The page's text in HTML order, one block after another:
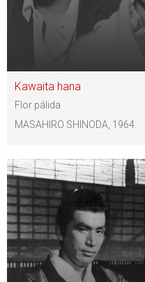
Kawaita hana
Flor pálida
MASAHIRO SHINODA, 1964.